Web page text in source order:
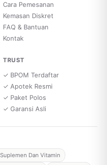
Cara Pemesanan
Kemasan Diskret
FAQ & Bantuan
Kontak
TRUST
✓ BPOM Terdaftar
✓ Apotek Resmi
✓ Paket Polos
✓ Garansi Asli
Suplemen Dan Vitamin